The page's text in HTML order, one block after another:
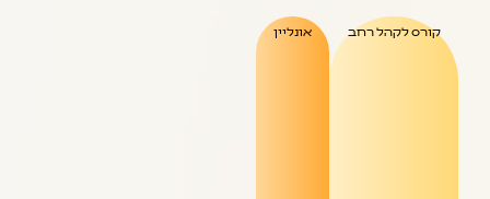
קורס לקהל רחב אונליין